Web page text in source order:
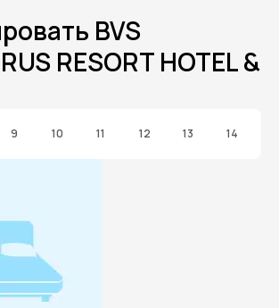
BVS
RESORT HOTEL &
9 10 11 12 13 14